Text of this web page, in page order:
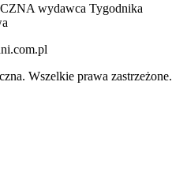
wydawca Tygodnika
Wszelkie prawa zastrzeżone.